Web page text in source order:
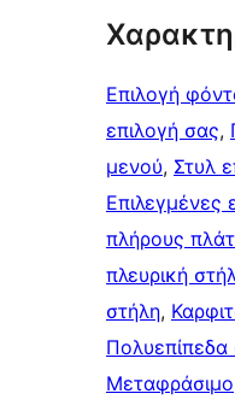
Επιλογή
επιλογή σας,
μενού, Στυλ
Επιλεγμένες
πλήρους
πλευρική
στήλη,
Πολυεπίπεδα
Μεταφράσιμο